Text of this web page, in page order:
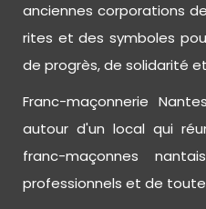
anciennes corporations
rites et des symboles
de progrès, de solidarité
Franc-maçonnerie
autour d'un local qui
franc-maçonnes
professionnels et de